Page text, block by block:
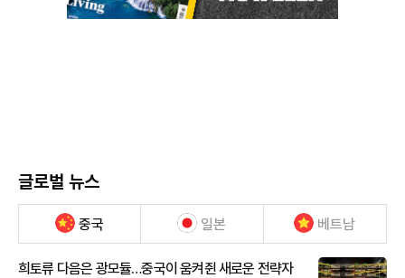
글로벌 뉴스
중국 일본 베트남
희토류 다음은 광모듈…중국이 움켜쥔 새로운 전략자